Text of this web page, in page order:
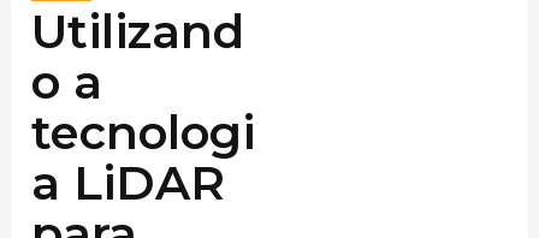
Utilizand
o a
tecnologi
a LiDAR